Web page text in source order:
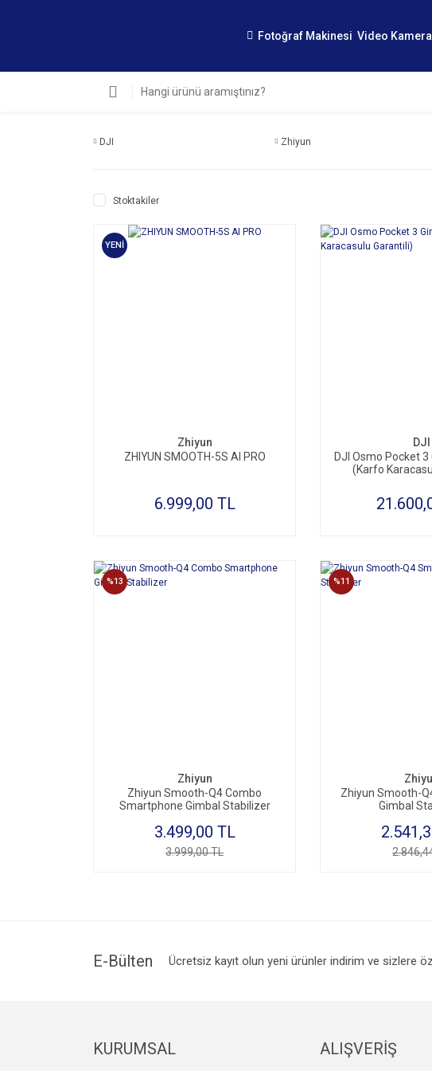
Fotoğraf Makinesi Video Kamera
DJI Zhiyun
Stoktakiler
YENİ
Zhiyun
ZHIYUN SMOOTH-5S AI PRO
6.999,00 TL
DJI
DJI Osmo Pocket
(Karfo
%13
Zhiyun
Zhiyun Smooth-Q4 Combo
Smartphone Gimbal Stabilizer
3.499,00 TL
3.999,00 TL
%11
Zhiyun Smooth-
Gimbal
E-Bülten Ücretsiz kayıt olun yeni ürünler indirim ve sizlere
KURUMSAL ALIŞVERİŞ